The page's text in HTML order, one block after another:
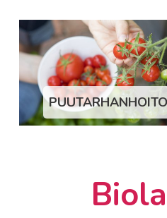
PUUTARHANHOITO